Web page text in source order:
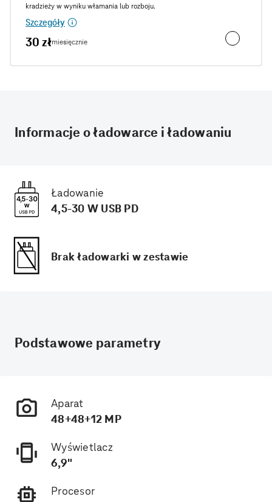
kradzieży w wyniku włamania lub rozboju.
Szczegóły
30 złmiesięcznie